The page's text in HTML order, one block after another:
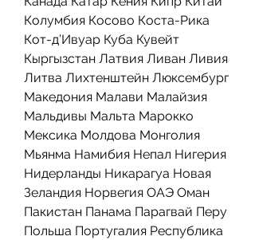
Колумбия Косово Коста-Рика
Кот-д’Ивуар Куба Кувейт
Кыргызстан Латвия Ливан Ливия
Литва Лихтенштейн Люксембург
Македония Малави Малайзия
Мальдивы Мальта Марокко
Мексика Молдова Монголия
Мьянма Намибия Непал Нигерия
Нидерланды Никарагуа Новая
Зеландия Норвегия ОАЭ Оман
Пакистан Панама Парагвай Перу
Польша Португалия Республика